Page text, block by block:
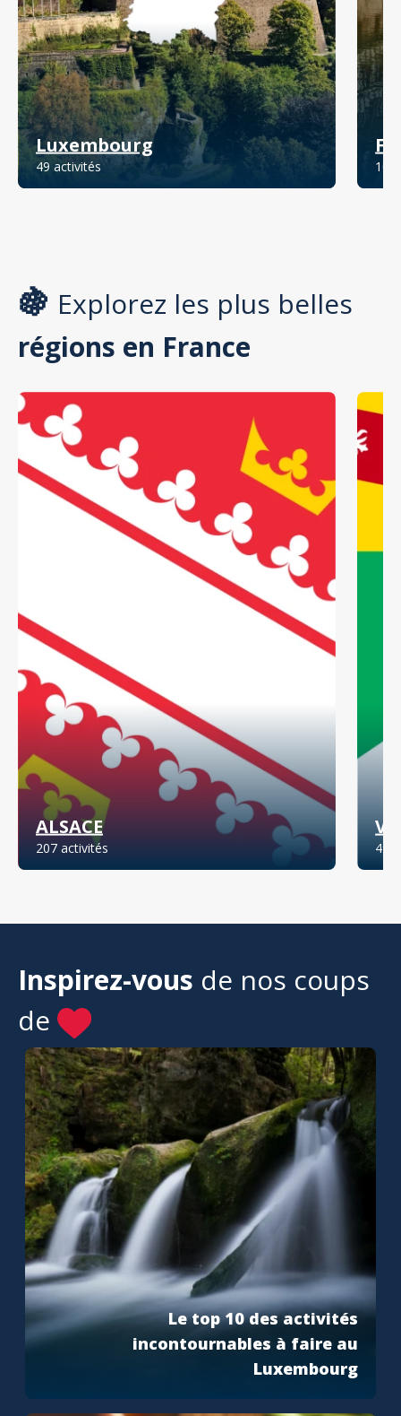
Luxembourg
49 activités
🍇 Explorez les plus belles
régions en France
ALSACE
207 activités 49
Inspirez-vous de nos coups
de
Le top 10 des activités
incontournables à faire au
Luxembourg